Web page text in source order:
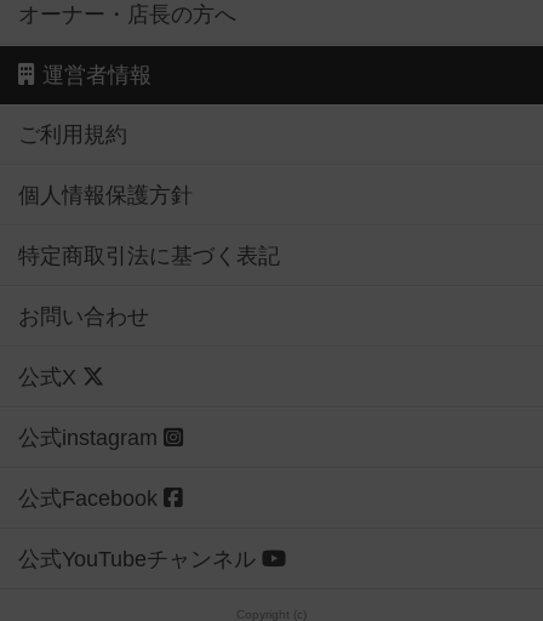
オーナー・店長の方へ
運営者情報
ご利用規約
個人情報保護方針
特定商取引法に基づく表記
お問い合わせ
公式X
公式instagram
公式Facebook
公式YouTubeチャンネル
Copyright (c)